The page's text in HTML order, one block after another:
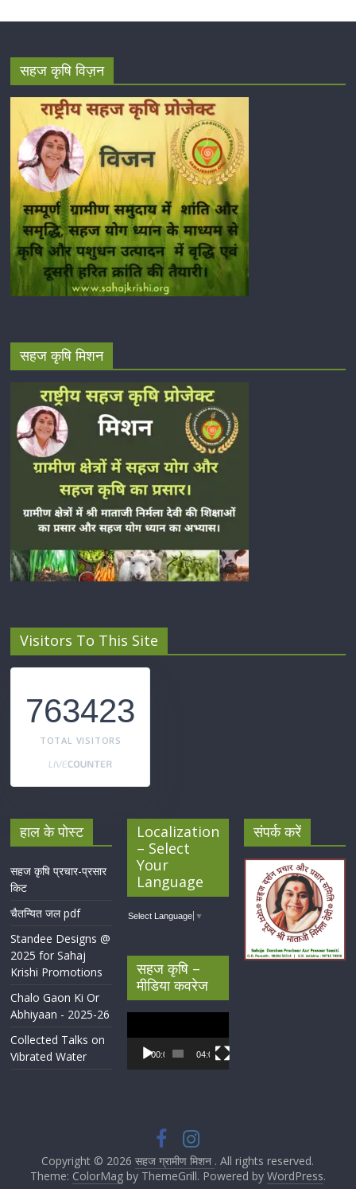
सहज कृषि विज़न
सहज कृषि मिशन
Visitors To This Site
763423
TOTAL VISITORS
हाल के पोस्ट
सहज कृषि प्रचार-प्रसार
किट
चैतन्यित जल pdf
Standee Designs @
2025 for Sahaj
Krishi Promotions
Chalo Gaon Ki Or
Abhiyaan - 2025-26
Collected Talks on
Vibrated Water
Localization
– Select
Your
Language
Select Language ▼
सहज कृषि –
मीडिया कवरेज
Player
00:00 04:07
संपर्क करें
Copyright © 2026सहज ग्रामीण मिशन . All rights reserved.
Theme: ColorMagby ThemeGrill. Powered by WordPress.